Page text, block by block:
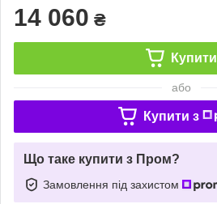
14 060 ₴
Купити
або
Купити з
Що таке купити з Пром?
Замовлення під захистом